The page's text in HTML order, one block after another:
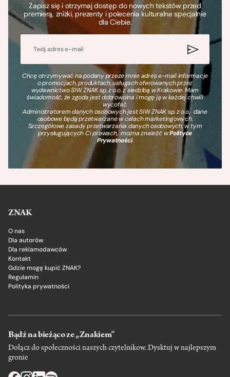
Zapisz się i otrzymaj dostęp do nowych tekstów przed
premierą, zniżki, prezenty i polecenia kulturalne specjalnie
dla Ciebie.
Chcę otrzymywać na podany przeze mnie adres e-mail informacje
o promocjach, produktach, usługach oferowanych przez
wydawnictwo SIW ZNAK sp. z o.o. z siedzibą w Krakowie. Mam
świadomość, że zgoda jest dobrowolna i mogę ją w każdej chwili
wycofać.
Administratorem danych osobowych jest SIW ZNAK sp. z o.o., dane
osobowe będą przetwarzane w celach marketingowych.
Szczegółowe zasady przetwarzania danych osobowych, w tym
przysługujących Ci prawach, można znaleźć wPolityce
Prywatności.
ZNAK
O nas
Dla autorów
Dla reklamodawców
Kontakt
Gdzie mogę kupić ZNAK?
Regulamin
Polityka prywatności
Bądź na bieżąco ze „Znakiem”
Dołącz do społeczności naszych czytelnikow. Dysktuj w najlepszym
gronie